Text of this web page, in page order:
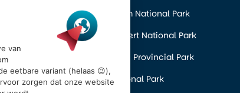
Pacific Rim National Park
Prince Albert National Park
Wells Gray Provincial Park
Yoho National Park